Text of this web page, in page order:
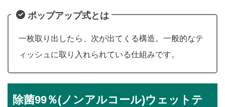
ポップアップ式とは
一枚取り出したら、次が出てくる構造。一般的なテ
ィッシュに取り入れられている仕組みです。
除菌99％(ノンアルコール)ウェットテ